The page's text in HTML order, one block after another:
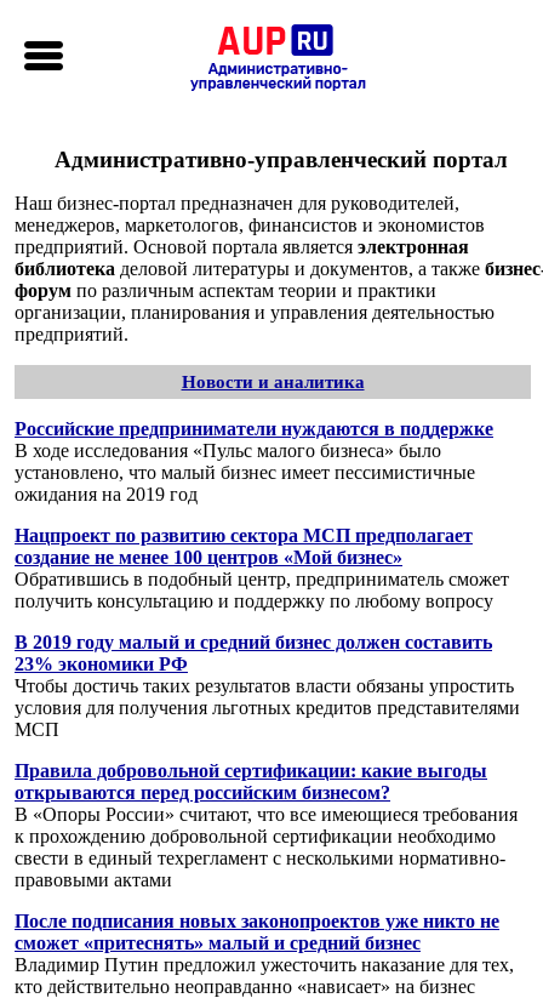
Административно-управленческий портал
Наш бизнес-портал предназначен для руководителей,
менеджеров, маркетологов, финансистов и экономистов
предприятий. Основой портала является электронная
библиотека деловой литературы и документов, а также
форум по различным аспектам теории и практики
организации, планирования и управления деятельностью
предприятий.
Новости и аналитика
Российские предприниматели нуждаются в поддержке
В ходе исследования «Пульс малого бизнеса» было
установлено, что малый бизнес имеет пессимистичные
ожидания на 2019 год
Нацпроект по развитию сектора МСП предполагает
создание не менее 100 центров «Мой бизнес»
Обратившись в подобный центр, предприниматель сможет
получить консультацию и поддержку по любому вопросу
В 2019 году малый и средний бизнес должен составить
23% экономики РФ
Чтобы достичь таких результатов власти обязаны упростить
условия для получения льготных кредитов представителями
МСП
Правила добровольной сертификации: какие выгоды
открываются перед российским бизнесом?
В «Опоры России» считают, что все имеющиеся требования
к прохождению добровольной сертификации необходимо
свести в единый техрегламент с несколькими нормативно-
правовыми актами
После подписания новых законопроектов уже никто не
сможет «притеснять» малый и средний бизнес
Владимир Путин предложил ужесточить наказание для тех,
кто действительно неоправданно «нависает» на бизнес